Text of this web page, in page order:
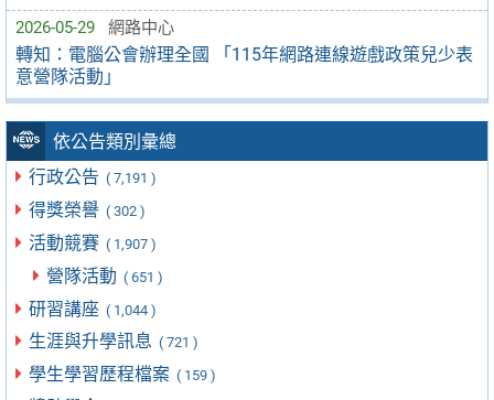
2026-05-29 網路中心
轉知：電腦公會辦理全國 「115年網路連線遊戲政策兒少表
意營隊活動」
依公告類別彙總
行政公告 ( 7,191 )
得獎榮譽 ( 302 )
活動競賽 ( 1,907 )
營隊活動 ( 651 )
研習講座 ( 1,044 )
生涯與升學訊息 ( 721 )
學生學習歷程檔案 ( 159 )